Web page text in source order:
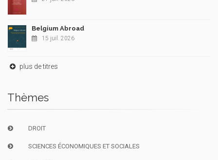
Belgium Abroad
15 juil. 2026
plus de titres
Thèmes
DROIT
SCIENCES ÉCONOMIQUES ET SOCIALES